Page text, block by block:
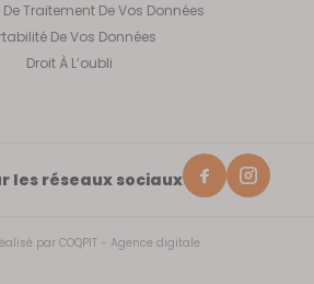
Traitement De Vos Données
De Vos Données
Droit À L’oubli
les réseaux sociaux
par COQPIT - Agence digitale